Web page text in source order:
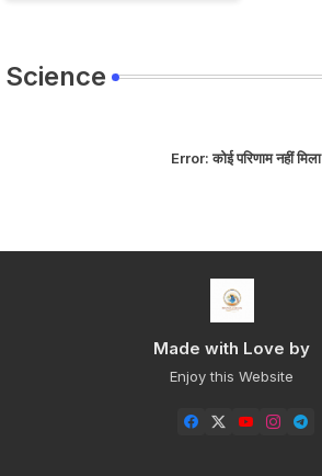
Science
Error:कोई परिणाम नहीं मिला
Made with Love by
Enjoy this Website